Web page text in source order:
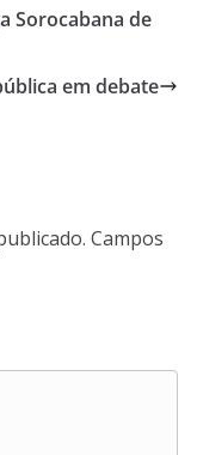
Sorocabana de
em debate
Campos